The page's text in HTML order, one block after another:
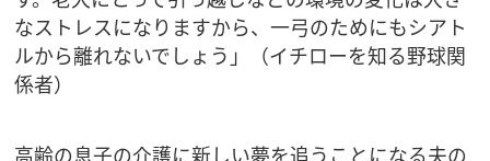
なストレスになりますから、一弓のためにもシアト
ルから離れないでしょう」（イチローを知る野球関
係者）
高齢の息子の介護に新しい夢を追うことになる夫の